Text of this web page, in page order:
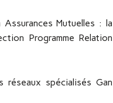
Mutuelles : la
Programme Relation
spécialisés Gan